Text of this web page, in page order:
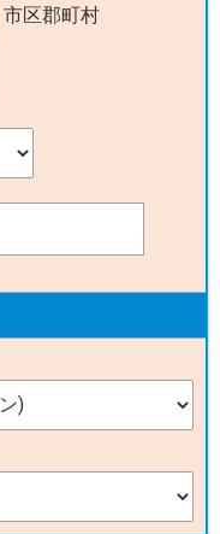
市区郡町村